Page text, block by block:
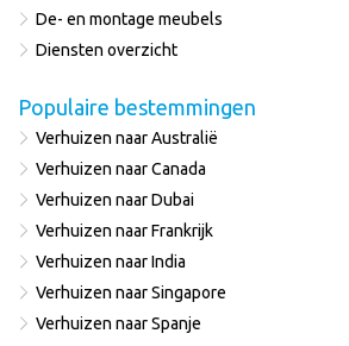
De- en montage meubels
Diensten overzicht
Populaire bestemmingen
Verhuizen naar Australië
Verhuizen naar Canada
Verhuizen naar Dubai
Verhuizen naar Frankrijk
Verhuizen naar India
Verhuizen naar Singapore
Verhuizen naar Spanje